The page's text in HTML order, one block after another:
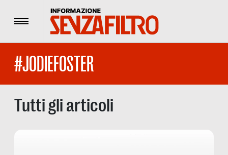
Menu
#JODIEFOSTER
Tutti gli articoli